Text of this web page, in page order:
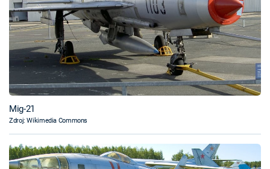
Mig-21
Zdroj: Wikimedia Commons